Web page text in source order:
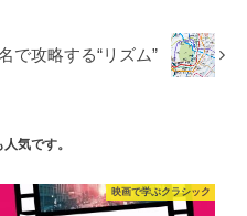
で攻略する“リズム”
気です。
映画で学ぶクラシック